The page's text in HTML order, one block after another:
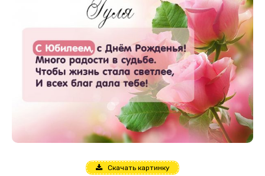
Скачать картинку